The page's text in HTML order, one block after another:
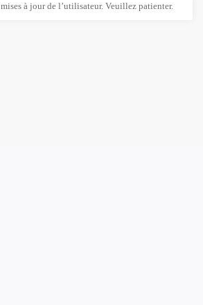
à jour de l’utilisateur. Veuillez patienter.